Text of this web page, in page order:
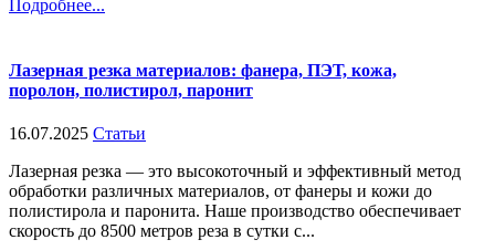
Подробнее...
Лазерная резка материалов: фанера, ПЭТ, кожа,
поролон, полистирол, паронит
16.07.2025 Статьи
Лазерная резка — это высокоточный и эффективный метод
обработки различных материалов, от фанеры и кожи до
полистирола и паронита. Наше производство обеспечивает
скорость до 8500 метров реза в сутки с...